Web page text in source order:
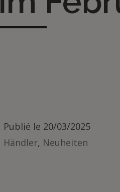
Publié le 20/03/2025
Händler, Neuheiten